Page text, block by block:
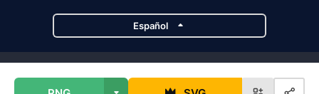
Español